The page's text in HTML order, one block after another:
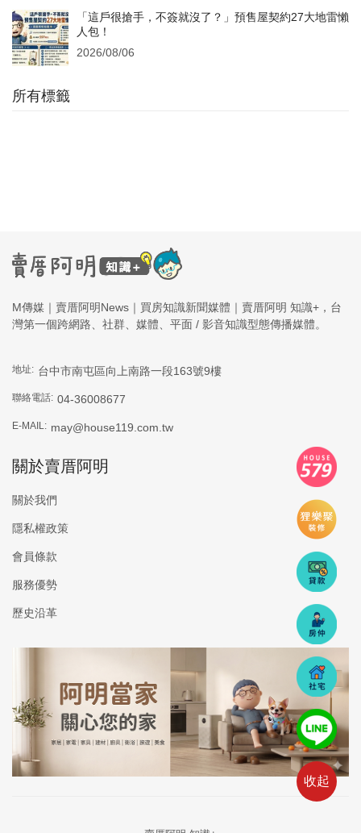
收起
「這戶很搶手，不簽就沒了？」預售屋契約27大地雷懶
人包！
2026/08/06
所有標籤
M傳媒｜賣厝阿明News｜買房知識新聞媒體｜賣厝阿明 知識+，台
灣第一個跨網路、社群、媒體、平面 / 影音知識型態傳播媒體。
地址: 台中市南屯區向上南路一段163號9樓
聯絡電話: 04-36008677
E-MAIL: may@house119.com.tw
關於賣厝阿明
關於我們
隱私權政策
會員條款
服務優勢
歷史沿革